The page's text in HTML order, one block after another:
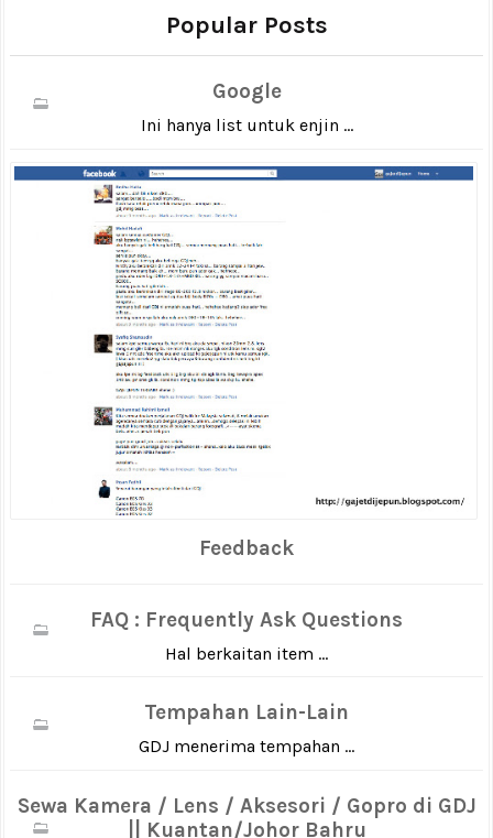
Popular Posts
Google
Ini hanya list untuk enjin ...
Feedback
FAQ : Frequently Ask Questions
Hal berkaitan item ...
Tempahan Lain-Lain
GDJ menerima tempahan ...
Sewa Kamera / Lens / Aksesori / Gopro di GDJ
|| Kuantan/Johor Bahru